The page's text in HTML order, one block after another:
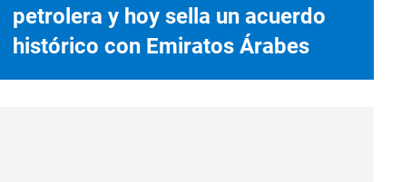
petrolera y hoy sella un acuerdo
histórico con Emiratos Árabes